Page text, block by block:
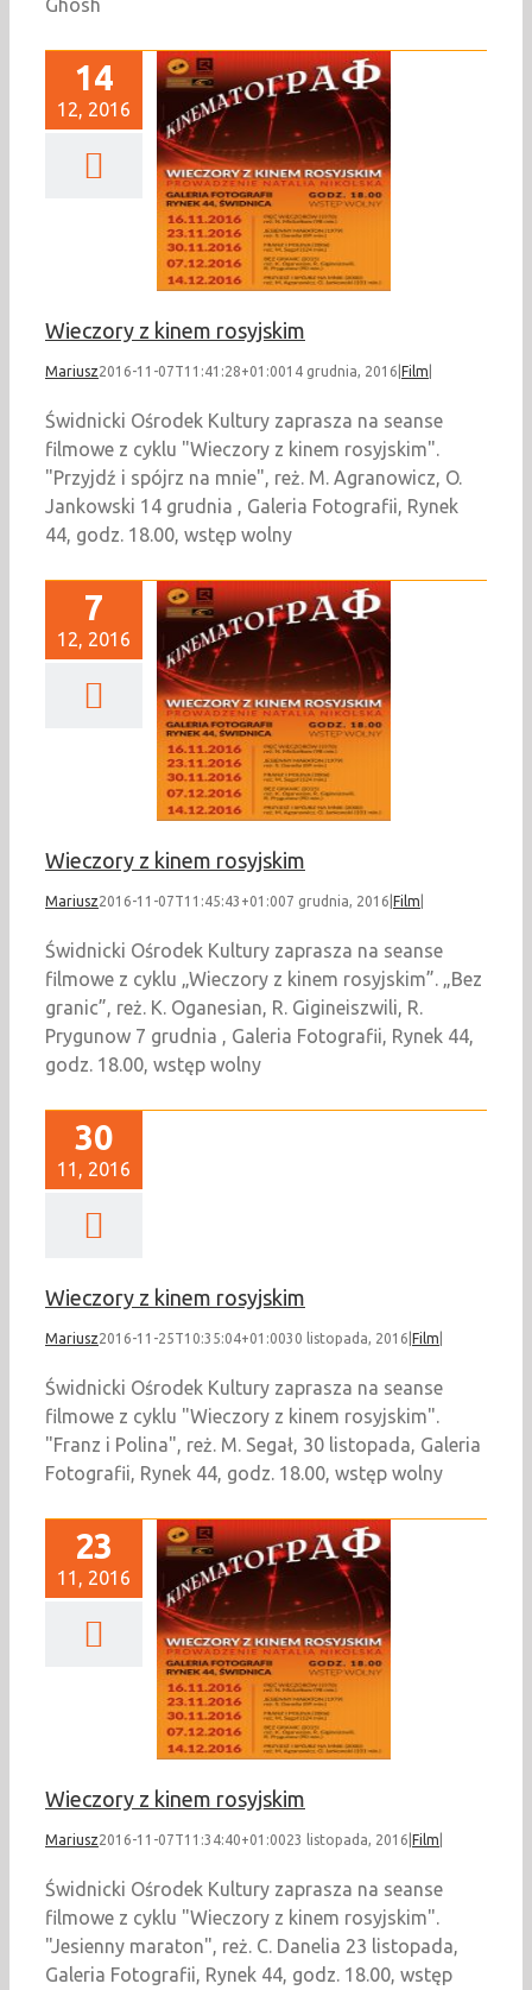
Ghosh
14
12, 2016
z kinem
Wieczory z kinem rosyjskim
Mariusz2016-11-07T11:41:28+01:0014 grudnia, 2016 Film
Świdnicki Ośrodek Kultury zaprasza na seanse
filmowe z cyklu "Wieczory z kinem rosyjskim".
"Przyjdź i spójrz na mnie", reż. M. Agranowicz, O.
Jankowski 14 grudnia , Galeria Fotografii, Rynek
44, godz. 18.00, wstęp wolny
7
12, 2016
z kinem
Wieczory z kinem rosyjskim
Mariusz2016-11-07T11:45:43+01:007 grudnia, 2016 Film
Świdnicki Ośrodek Kultury zaprasza na seanse
filmowe z cyklu „Wieczory z kinem rosyjskim”. „Bez
granic”, reż. K. Oganesian, R. Gigineiszwili, R.
Prygunow 7 grudnia , Galeria Fotografii, Rynek 44,
godz. 18.00, wstęp wolny
30
11, 2016
Wieczory z kinem rosyjskim
Mariusz2016-11-25T10:35:04+01:0030 listopada, 2016 Film
Świdnicki Ośrodek Kultury zaprasza na seanse
filmowe z cyklu "Wieczory z kinem rosyjskim".
"Franz i Polina", reż. M. Segał, 30 listopada, Galeria
Fotografii, Rynek 44, godz. 18.00, wstęp wolny
23
11, 2016
z kinem
Wieczory z kinem rosyjskim
Mariusz2016-11-07T11:34:40+01:0023 listopada, 2016 Film
Świdnicki Ośrodek Kultury zaprasza na seanse
filmowe z cyklu "Wieczory z kinem rosyjskim".
"Jesienny maraton", reż. C. Danelia 23 listopada,
Galeria Fotografii, Rynek 44, godz. 18.00, wstęp